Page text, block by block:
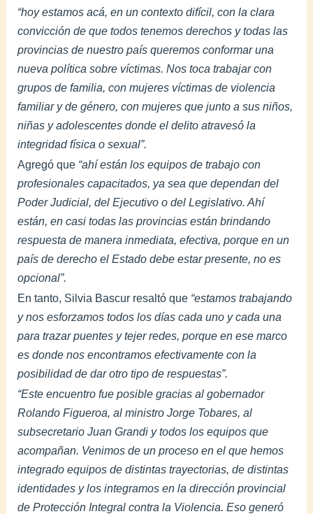
“hoy estamos acá, en un contexto difícil, con la clara
convicción de que todos tenemos derechos y todas las
provincias de nuestro país queremos conformar una
nueva política sobre víctimas. Nos toca trabajar con
grupos de familia, con mujeres víctimas de violencia
familiar y de género, con mujeres que junto a sus niños,
niñas y adolescentes donde el delito atravesó la
integridad física o sexual”.
Agregó que “ahí están los equipos de trabajo con
profesionales capacitados, ya sea que dependan del
Poder Judicial, del Ejecutivo o del Legislativo. Ahí
están, en casi todas las provincias están brindando
respuesta de manera inmediata, efectiva, porque en un
país de derecho el Estado debe estar presente, no es
opcional”.
En tanto, Silvia Bascur resaltó que “estamos trabajando
y nos esforzamos todos los días cada uno y cada una
para trazar puentes y tejer redes, porque en ese marco
es donde nos encontramos efectivamente con la
posibilidad de dar otro tipo de respuestas”.
“Este encuentro fue posible gracias al gobernador
Rolando Figueroa, al ministro Jorge Tobares, al
subsecretario Juan Grandi y todos los equipos que
acompañan. Venimos de un proceso en el que hemos
integrado equipos de distintas trayectorias, de distintas
identidades y los integramos en la dirección provincial
de Protección Integral contra la Violencia. Eso generó